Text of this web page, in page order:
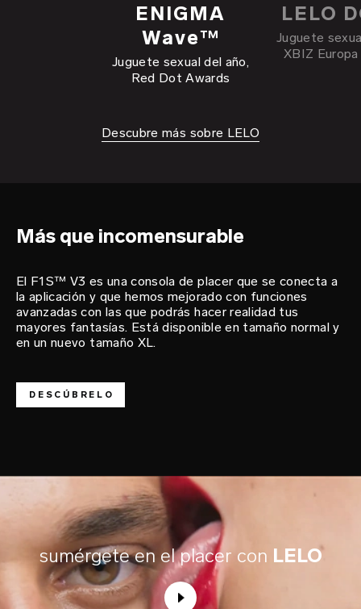
ENIGMA
Wave™
Juguete sexual del año,
Red Dot Awards
LELO
Juguete
XBIZ
Descubre más sobre LELO
del placer
Más que incomensurable
El F1S™ V3 es una consola de placer que se conecta a
la aplicación y que hemos mejorado con funciones
avanzadas con las que podrás hacer realidad tus
mayores fantasías. Está disponible en tamaño normal y
en un nuevo tamaño XL.
DESCÚBRELO
sumérgete en el placer con LELO